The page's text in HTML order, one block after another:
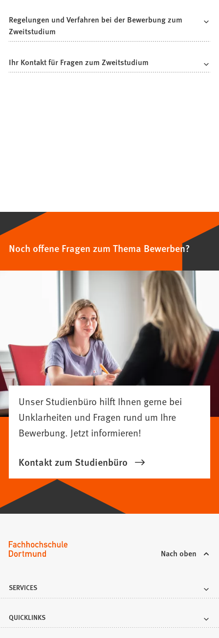
Regelungen und Verfahren bei der Bewerbung zum
Zweitstudium
Ihr Kontakt für Fragen zum Zweitstudium
Noch offene Fragen zum Thema Bewerben?
Unser Studienbüro hilft Ihnen gerne bei
Unklarheiten und Fragen rund um Ihre
Bewerbung. Jetzt informieren!
Kontakt zum Studienbüro
Nach oben
SERVICES
QUICKLINKS